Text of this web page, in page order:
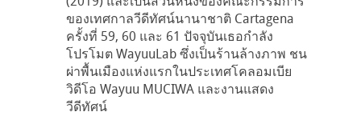
ของเทศกาลวีดีทัศน์นานาชาติ Cartagena
ครั้งที่ 59, 60 และ 61 ปัจจุบันเธอกำลัง
โปรโมต WayuuLab ซึ่งเป็นร้านล้างภาพ ชน
ผ่าพื้นเมืองแห่งแรกในประเทศโคลอมเบีย
วิดีโอ Wayuu MUCIWA และงานแสดง
วีดีทัศน์